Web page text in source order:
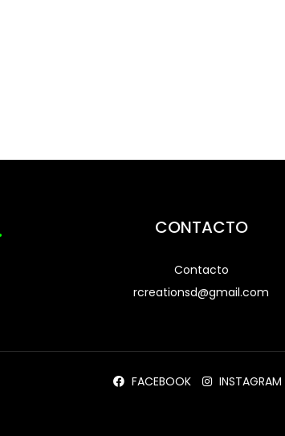
CONTACTO
Contacto
rcreationsd@gmail.com
FACEBOOK INSTAGRAM